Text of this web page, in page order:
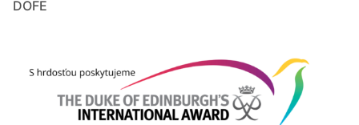
DOFE